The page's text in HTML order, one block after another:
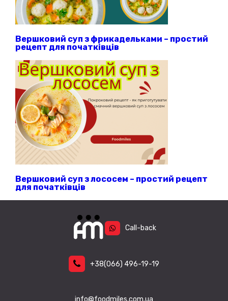
Вершковий суп з фрикадельками – простий
рецепт для початківців
Вершковий суп з лососем – простий рецепт
для початківців
Call-back
+38(066) 496-19-19
info@foodmiles.com.ua